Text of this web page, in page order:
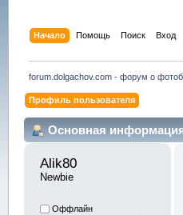
Начало Помощь Поиск Вход
forum.dolgachov.com - форум о
Профиль пользователя
Основная
Alik80
Newbie
Оффлайн